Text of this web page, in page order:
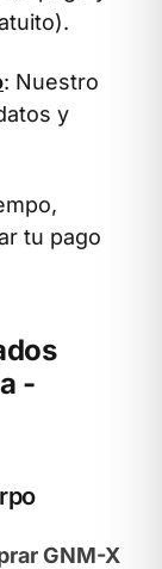
: Nuestro
y
tu pago
-
GNM-X